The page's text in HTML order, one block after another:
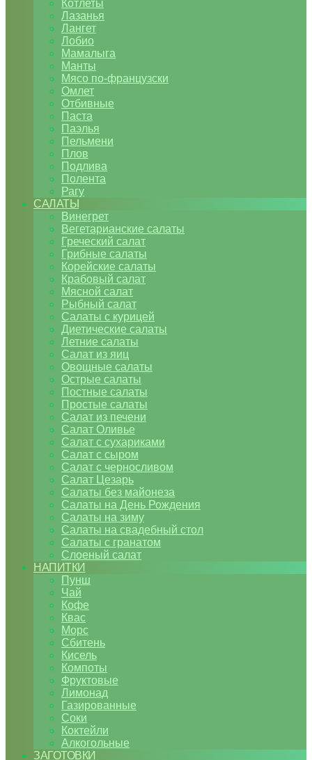
Котлеты
Лазанья
Лангет
Лобио
Мамалыга
Манты
Мясо по-французски
Омлет
Отбивные
Паста
Паэлья
Пельмени
Плов
Подлива
Полента
Рагу
САЛАТЫ
Винегрет
Вегетарианские салаты
Греческий салат
Грибные салаты
Корейские салаты
Крабовый салат
Мясной салат
Рыбный салат
Салаты с курицей
Диетические салаты
Летние салаты
Салат из яиц
Овощные салаты
Острые салаты
Постные салаты
Простые салаты
Салат из печени
Салат Оливье
Салат с сухариками
Салат с сыром
Салат с черносливом
Салат Цезарь
Салаты без майонеза
Салаты на День Рождения
Салаты на зиму
Салаты на свадебный стол
Салаты с гранатом
Слоеный салат
НАПИТКИ
Пунш
Чай
Кофе
Квас
Морс
Сбитень
Кисель
Компоты
Фруктовые
Лимонад
Газированные
Соки
Коктейли
Алкогольные
ЗАГОТОВКИ